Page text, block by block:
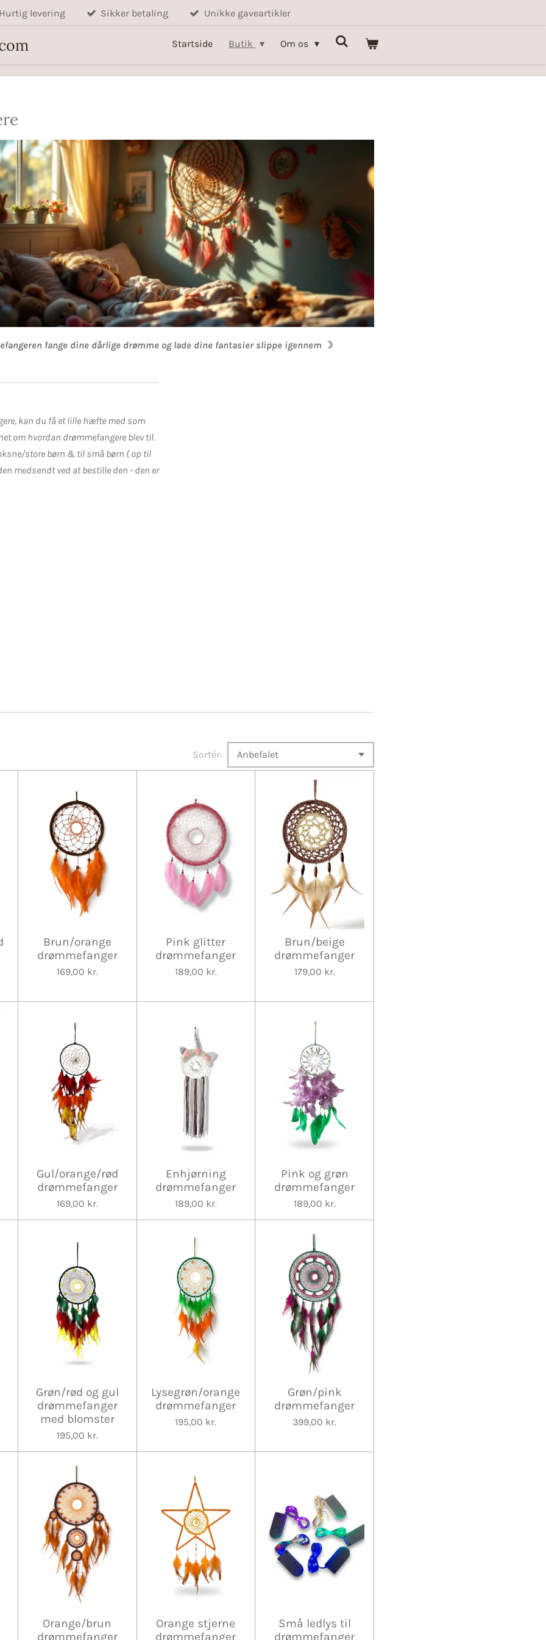
Hurtig levering Sikker betaling Unikke gaveartikler
Startside Butik Om os
fange dine dårlige drømme ​og lade dine fantasier slippe igennem ☽
kan du få et lille hæfte med som
om hvordan drømmefangere blev til.
store børn & til små børn ( op til
medsendt ved at bestille den - den er
Sortér:
Brun/orange
drømmefanger
169,00 kr.
Pink glitter
drømmefanger
189,00 kr.
Brun/beige
drømmefanger
179,00 kr.
Gul/orange/rød
drømmefanger
169,00 kr.
Enhjørning
drømmefanger
189,00 kr.
Pink og grøn
drømmefanger
189,00 kr.
Grøn/rød og gul
drømmefanger
med blomster
195,00 kr.
Lysegrøn/orange
drømmefanger
195,00 kr.
Grøn/pink
drømmefanger
399,00 kr.
Orange/brun
drømmefanger
Orange stjerne
drømmefanger
Små ledlys til
drømmefanger